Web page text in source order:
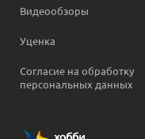
Видеообзоры
Уценка
Согласие на обработку
персональных данных